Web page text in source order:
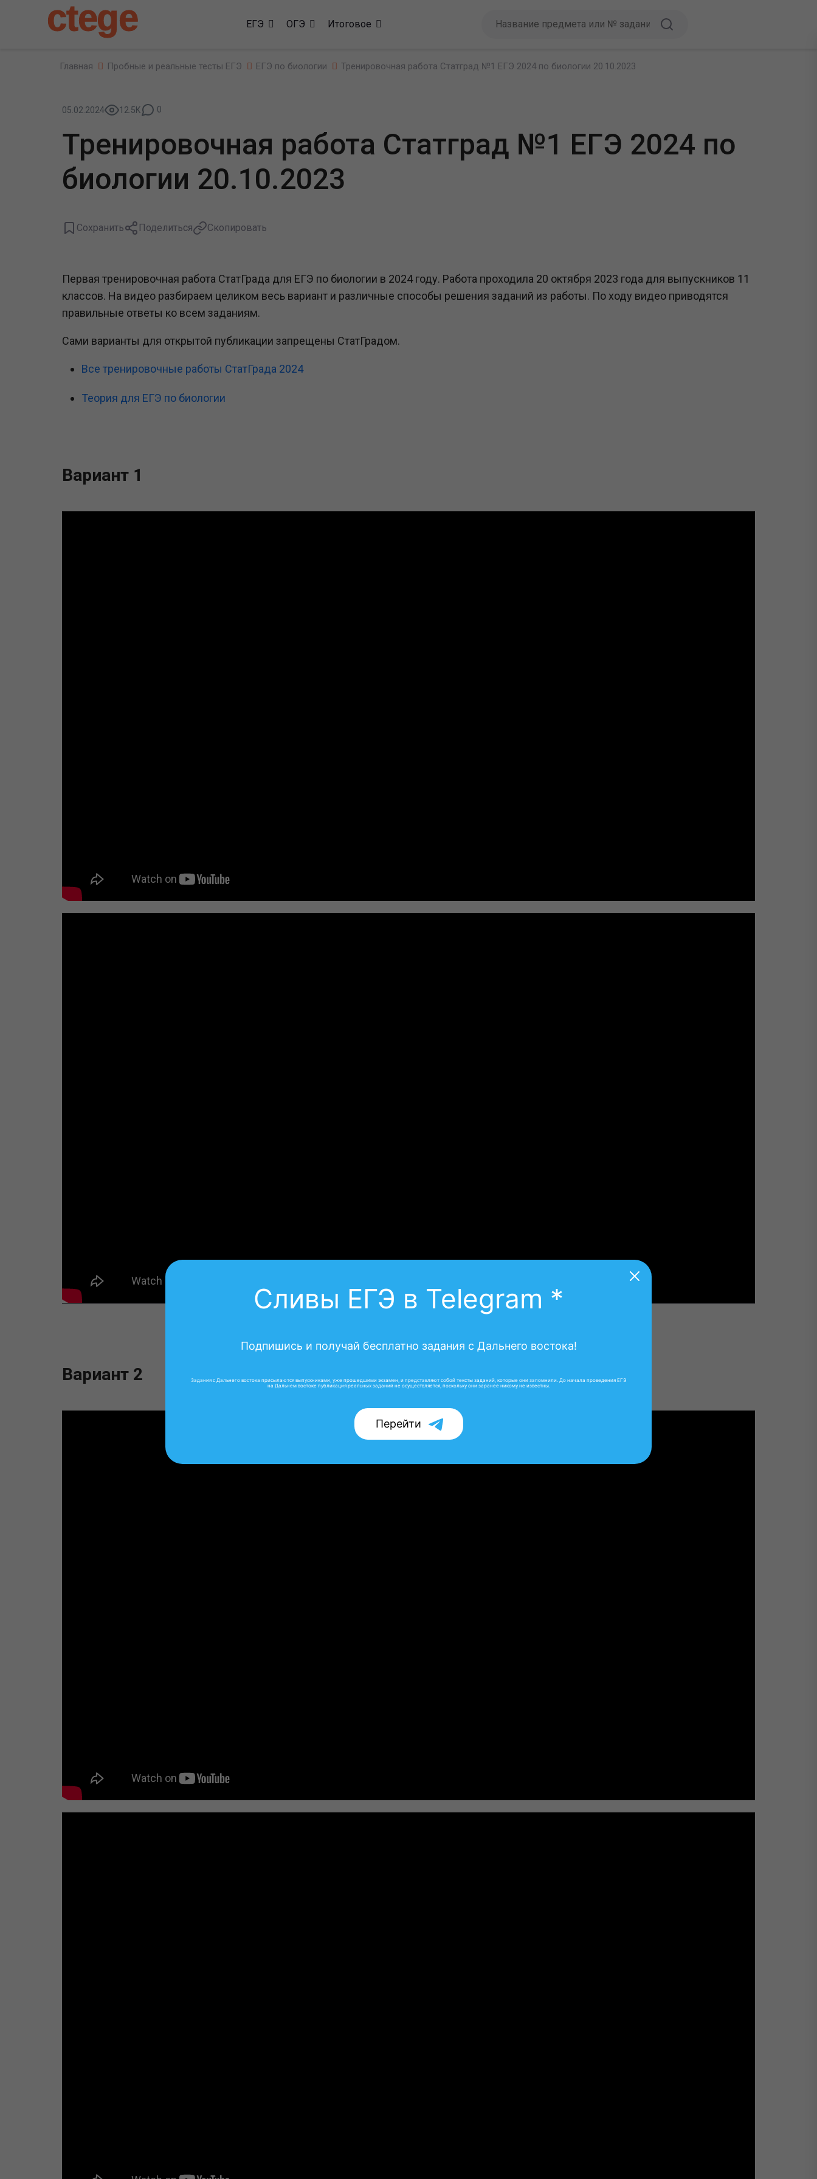
ctege ЕГЭ ОГЭ Итоговое
Главная Пробные и реальные тесты ЕГЭ ЕГЭ по биологии Тренировочная работа Статград №1 ЕГЭ 2024 по биологии 20.10.2023
05.02.2024 12.5K 0
Тренировочная работа Статград №1 ЕГЭ 2024 по
биологии 20.10.2023
Сохранить Поделиться Скопировать
Первая тренировочная работа СтатГрада для ЕГЭ по биологии в 2024 году. Работа проходила 20 октября 2023 года для выпускников 11
классов. На видео разбираем целиком весь вариант и различные способы решения заданий из работы. По ходу видео приводятся
правильные ответы ко всем заданиям.
Сами варианты для открытой публикации запрещены СтатГрадом.
Все тренировочные работы СтатГрада 2024
Теория для ЕГЭ по биологии
Вариант 1
Вариант 2
Сливы ЕГЭ в Telegram *
Подпишись и получай бесплатно задания с Дальнего востока!
Задания с Дальнего востока присылаются выпускниками, уже прошедшими экзамен, и представляют собой тексты заданий, которые они запомнили. До начала проведения ЕГЭ
на Дальнем востоке публикация реальных заданий не осуществляется, поскольку они заранее никому не известны.
Перейти